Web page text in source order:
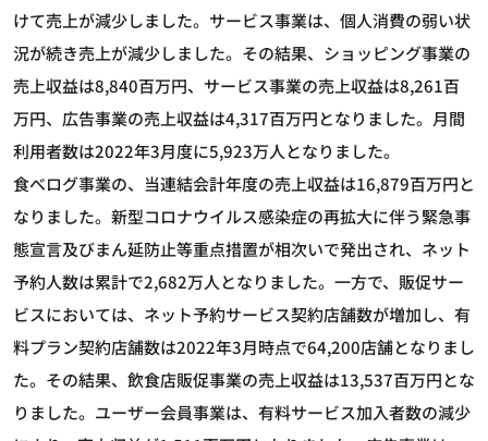
けて売上が減少しました。サービス事業は、個人消費の弱い状
況が続き売上が減少しました。その結果、ショッピング事業の
売上収益は8,840百万円、サービス事業の売上収益は8,261百
万円、広告事業の売上収益は4,317百万円となりました。月間
利用者数は2022年3月度に5,923万人となりました。
食べログ事業の、当連結会計年度の売上収益は16,879百万円と
なりました。新型コロナウイルス感染症の再拡大に伴う緊急事
態宣言及びまん延防止等重点措置が相次いで発出され、ネット
予約人数は累計で2,682万人となりました。一方で、販促サー
ビスにおいては、ネット予約サービス契約店舗数が増加し、有
料プラン契約店舗数は2022年3月時点で64,200店舗となりまし
た。その結果、飲食店販促事業の売上収益は13,537百万円とな
りました。ユーザー会員事業は、有料サービス加入者数の減少